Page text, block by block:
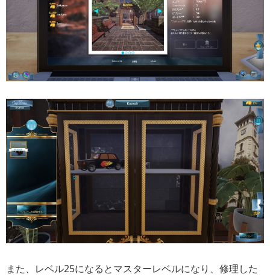
また、レベル25になるとマスターレベルになり、修理した